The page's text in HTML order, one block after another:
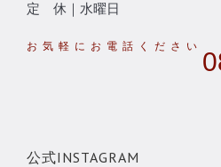
定 休｜水曜日
公式INSTAGRAM